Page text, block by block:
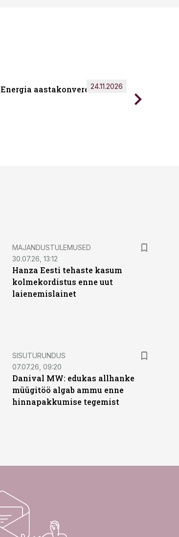
Energia aastakonverents 2026
24.11.2026
MAJANDUSTULEMUSED
30.07.26, 13:12
Hanza Eesti tehaste kasum
kolmekordistus enne uut
laienemislainet
ST
SISUTURUNDUS
07.07.26, 09:20
Danival MW: edukas allhanke
müügitöö algab ammu enne
hinnapakkumise tegemist